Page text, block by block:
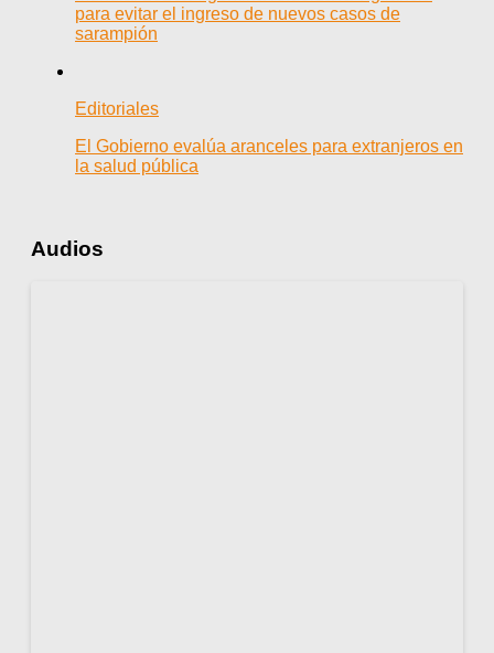
para evitar el ingreso de nuevos casos de
sarampión
Editoriales
El Gobierno evalúa aranceles para extranjeros en
la salud pública
Audios